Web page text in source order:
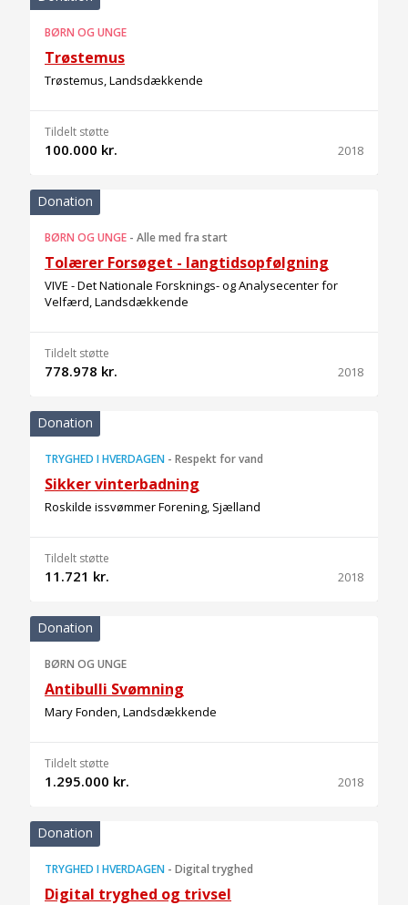
BØRN OG UNGE
Trøstemus
Trøstemus, Landsdækkende
Tildelt støtte
100.000 kr. 2018
Donation
BØRN OG UNGE - Alle med fra start
Tolærer Forsøget - langtidsopfølgning
VIVE - Det Nationale Forsknings- og Analysecenter for
Velfærd, Landsdækkende
Tildelt støtte
778.978 kr. 2018
Donation
TRYGHED I HVERDAGEN - Respekt for vand
Sikker vinterbadning
Roskilde issvømmer Forening, Sjælland
Tildelt støtte
11.721 kr. 2018
Donation
BØRN OG UNGE
Antibulli Svømning
Mary Fonden, Landsdækkende
Tildelt støtte
1.295.000 kr. 2018
Donation
TRYGHED I HVERDAGEN - Digital tryghed
Digital tryghed og trivsel